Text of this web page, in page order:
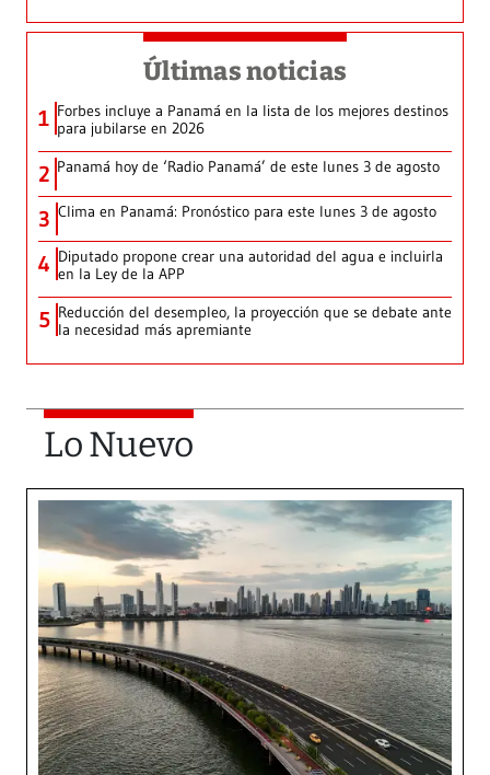
Últimas noticias
1 Forbes incluye a Panamá en la lista de los mejores destinos
para jubilarse en 2026
2 Panamá hoy de ‘Radio Panamá’ de este lunes 3 de agosto
3 Clima en Panamá: Pronóstico para este lunes 3 de agosto
4 Diputado propone crear una autoridad del agua e incluirla
en la Ley de la APP
5 Reducción del desempleo, la proyección que se debate ante
la necesidad más apremiante
Lo Nuevo